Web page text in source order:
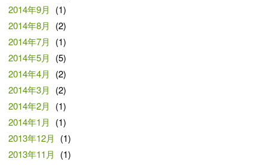
2014年9月
(1)
2014年8月
(2)
2014年7月
(1)
2014年5月
(5)
2014年4月
(2)
2014年3月
(2)
2014年2月
(1)
2014年1月
(1)
2013年12月
(1)
2013年11月
(1)